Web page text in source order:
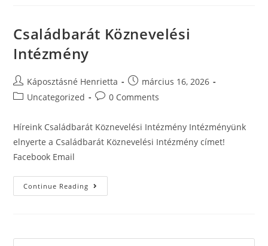
Családbarát Köznevelési
Intézmény
Káposztásné Henrietta
március 16, 2026
Uncategorized
0 Comments
Híreink Családbarát Köznevelési Intézmény Intézményünk
elnyerte a Családbarát Köznevelési Intézmény címet!
Facebook Email
Continue Reading